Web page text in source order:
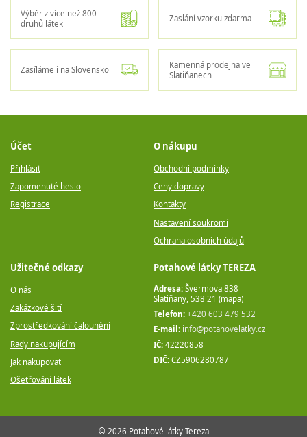
Výběr z více než 800
druhů látek
Zaslání vzorku zdarma
Zasíláme i na Slovensko
Kamenná prodejna ve
Slatiňanech
Potahové látky TEREZA
Adresa: Švermova 838
Slatiňany, 538 21 (mapa)
Telefon: +420 603 479 532
E-mail: info@potahovelatky.cz
IČ: 42220858
DIČ: CZ5906280787
Účet
Přihlásit
Zapomenuté heslo
Registrace
O nákupu
Obchodní podmínky
Ceny dopravy
Kontakty
Nastavení soukromí
Ochrana osobních údajů
Užitečné odkazy
O nás
Zakázkové šití
Zprostředkování čalounění
Rady nakupujícím
Jak nakupovat
Ošetřování látek
© 2026 Potahové látky Tereza